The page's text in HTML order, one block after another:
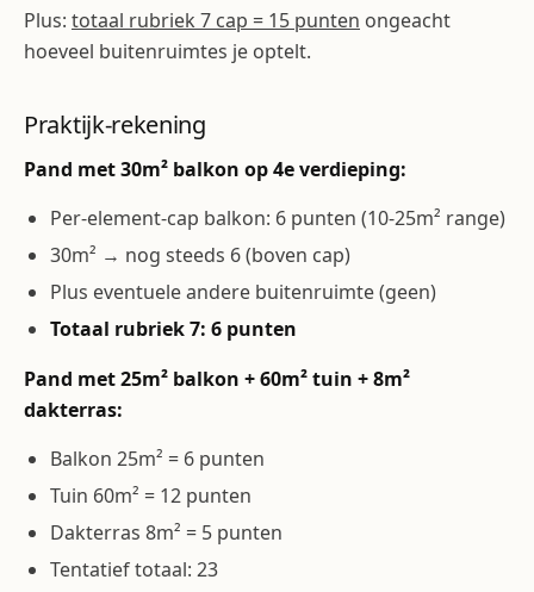
Plus: totaal rubriek 7 cap = 15 punten ongeacht
hoeveel buitenruimtes je optelt.
Praktijk-rekening
Pand met 30m² balkon op 4e verdieping:
Per-element-cap balkon: 6 punten (10-25m² range)
30m² → nog steeds 6 (boven cap)
Plus eventuele andere buitenruimte (geen)
Totaal rubriek 7: 6 punten
Pand met 25m² balkon + 60m² tuin + 8m²
dakterras:
Balkon 25m² = 6 punten
Tuin 60m² = 12 punten
Dakterras 8m² = 5 punten
Tentatief totaal: 23